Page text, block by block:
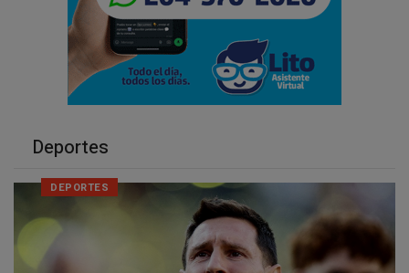
Deportes
DEPORTES